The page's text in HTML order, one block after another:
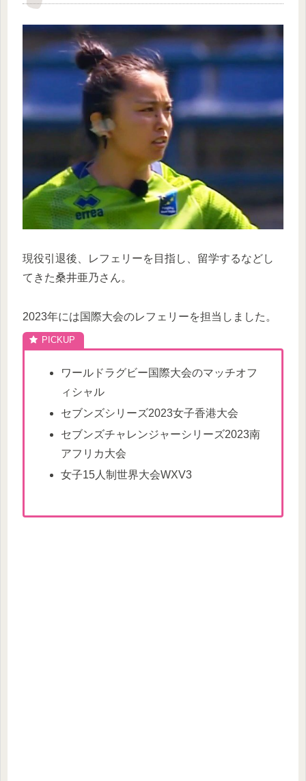
現役引退後、レフェリーを目指し、留学するなどし
てきた桑井亜乃さん。
2023年には国際大会のレフェリーを担当しました。
ワールドラグビー国際大会のマッチオフ
ィシャル
セブンズシリーズ2023女子香港大会
セブンズチャレンジャーシリーズ2023南
アフリカ大会
女子15人制世界大会WXV3